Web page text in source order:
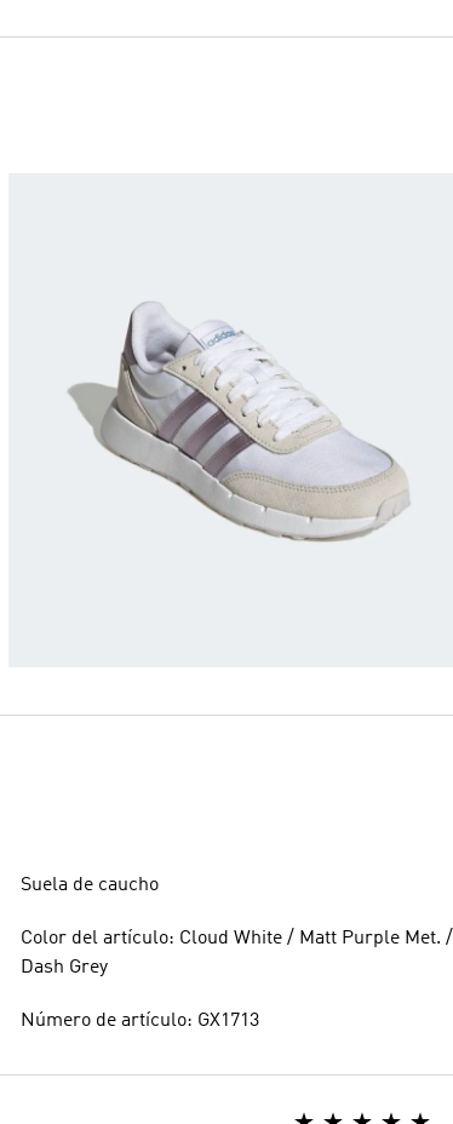
Suela de caucho
Color del artículo: Cloud White / Matt Purple Met. /
Dash Grey
Número de artículo: GX1713